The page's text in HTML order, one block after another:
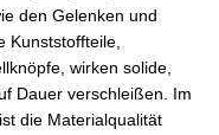
den Gelenken und
Kunststoffteile,
wirken solide,
Dauer verschleißen. Im
die Materialqualität